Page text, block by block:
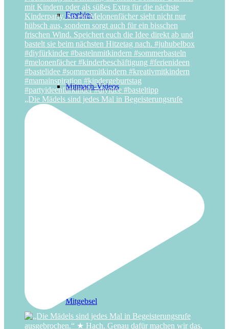
Freebies
Mitmach-Videos
Mitgebsel
„Die Mädels sind jedes Mal in Begeisterungsrufe